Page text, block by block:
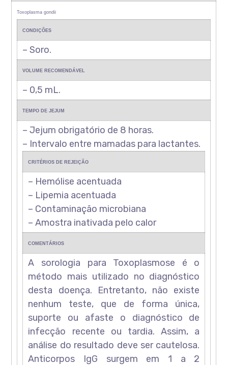
Toxoplasma gondii
CONDIÇÕES
– Soro.
VOLUME RECOMENDÁVEL
– 0,5 mL.
TEMPO DE JEJUM
– Jejum obrigatório de 8 horas.
– Intervalo entre mamadas para lactantes.
CRITÉRIOS DE REJEIÇÃO
– Hemólise acentuada
– Lipemia acentuada
– Contaminação microbiana
– Amostra inativada pelo calor
COMENTÁRIOS
A sorologia para Toxoplasmose é o
método mais utilizado no diagnóstico
desta doença. Entretanto, não existe
nenhum teste, que de forma única,
suporte ou afaste o diagnóstico de
infecção recente ou tardia. Assim, a
análise do resultado deve ser cautelosa.
Anticorpos IgG surgem em 1 a 2